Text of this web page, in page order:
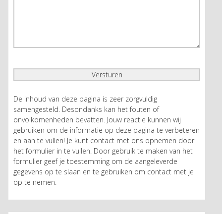
De inhoud van deze pagina is zeer zorgvuldig
samengesteld. Desondanks kan het fouten of
onvolkomenheden bevatten. Jouw reactie kunnen wij
gebruiken om de informatie op deze pagina te verbeteren
en aan te vullen! Je kunt contact met ons opnemen door
het formulier in te vullen. Door gebruik te maken van het
formulier geef je toestemming om de aangeleverde
gegevens op te slaan en te gebruiken om contact met je
op te nemen.